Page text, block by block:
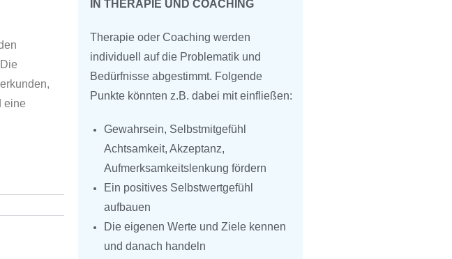
eine
IN THERAPIE UND COACHING
Therapie oder Coaching werden
individuell auf die Problematik und
Bedürfnisse abgestimmt. Folgende
Punkte könnten z.B. dabei mit einfließen:
Gewahrsein, Selbstmitgefühl
Achtsamkeit, Akzeptanz,
Aufmerksamkeitslenkung fördern
Ein positives Selbstwertgefühl
aufbauen
Die eigenen Werte und Ziele kennen
und danach handeln